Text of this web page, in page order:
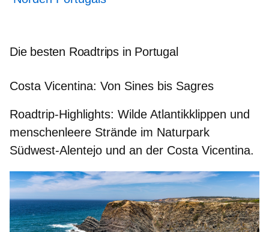
Die besten Roadtrips in Portugal
Costa Vicentina: Von Sines bis Sagres
Roadtrip-Highlights: Wilde Atlantikklippen und
menschenleere Strände im Naturpark
Südwest-Alentejo und an der Costa Vicentina.